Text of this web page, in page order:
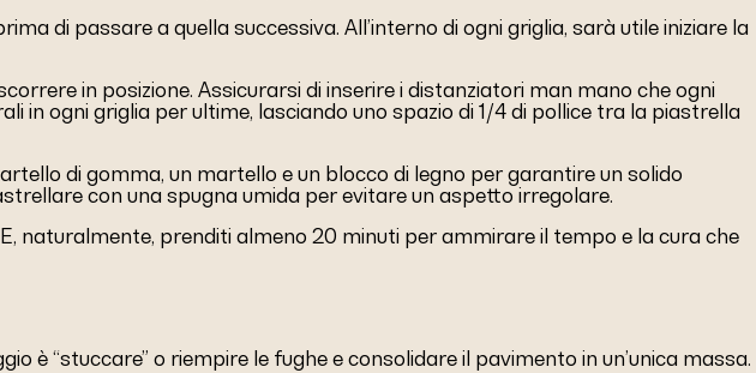
di passare a quella successiva. All’interno di ogni griglia, sarà utile iniziare la
in posizione. Assicurarsi di inserire i distanziatori man mano che ogni
in ogni griglia per ultime, lasciando uno spazio di 1/4 di pollice tra la piastrella
di gomma, un martello e un blocco di legno per garantire un solido
con una spugna umida per evitare un aspetto irregolare.
naturalmente, prenditi almeno 20 minuti per ammirare il tempo e la cura che
è “stuccare” o riempire le fughe e consolidare il pavimento in un’unica massa.